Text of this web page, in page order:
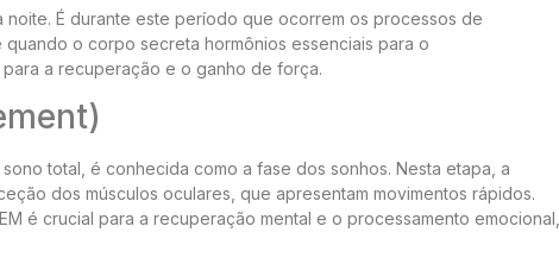
É durante este período que ocorrem os processos de
o corpo secreta hormônios essenciais para o
a recuperação e o ganho de força.
total, é conhecida como a fase dos sonhos. Nesta etapa, a
dos músculos oculares, que apresentam movimentos rápidos.
é crucial para a recuperação mental e o processamento emocional,